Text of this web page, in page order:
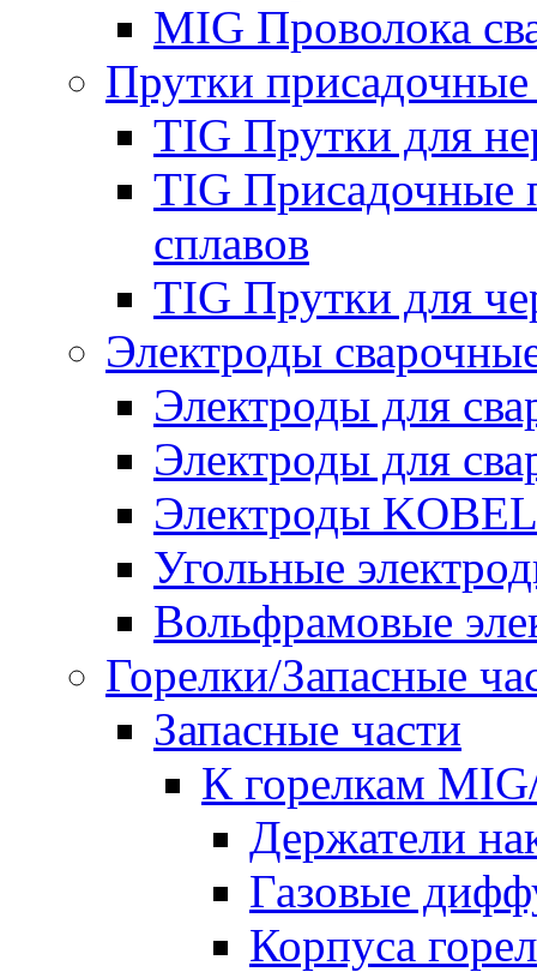
MIG Проволока
Прутки
TIG Прутки для
TIG Присадочные
сплавов
TIG Прутки для
Электроды
Электроды для
Электроды для
Электроды
Угольные
Вольфрамовые
Горелки/Запасные
Запасные части
К горелкам
Держатели
Газовые
Корпуса